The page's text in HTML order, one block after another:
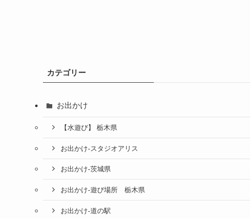
カテゴリー
お出かけ
【水遊び】 栃木県
お出かけ-スタジオアリス
お出かけ-茨城県
お出かけ-遊び場所 栃木県
お出かけ-道の駅